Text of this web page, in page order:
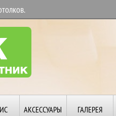
АКСЕССУАРЫ ГАЛЕРЕЯ